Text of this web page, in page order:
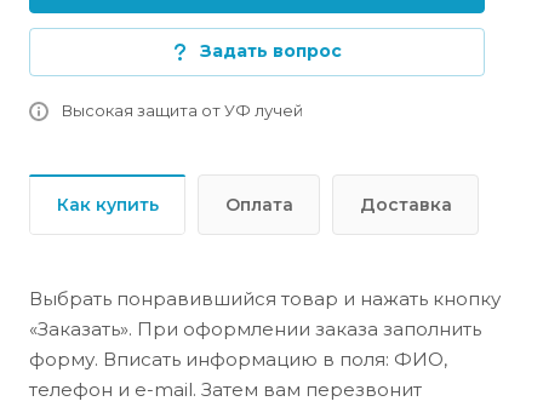
Задать вопрос
Высокая защита от УФ лучей
Как купить Оплата Доставка
Выбрать понравившийся товар и нажать кнопку
«Заказать». При оформлении заказа заполнить
форму. Вписать информацию в поля: ФИО,
телефон и e-mail. Затем вам перезвонит